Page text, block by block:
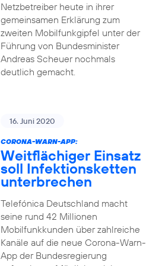
Netzbetreiber heute in ihrer
gemeinsamen Erklärung zum
zweiten Mobilfunkgipfel unter der
Führung von Bundesminister
Andreas Scheuer nochmals
deutlich gemacht.
16. Juni 2020
CORONA-WARN-APP:
Weitflächiger Einsatz
soll Infektionsketten
unterbrechen
Telefónica Deutschland macht
seine rund 42 Millionen
Mobilfunkkunden über zahlreiche
Kanäle auf die neue Corona-Warn-
App der Bundesregierung